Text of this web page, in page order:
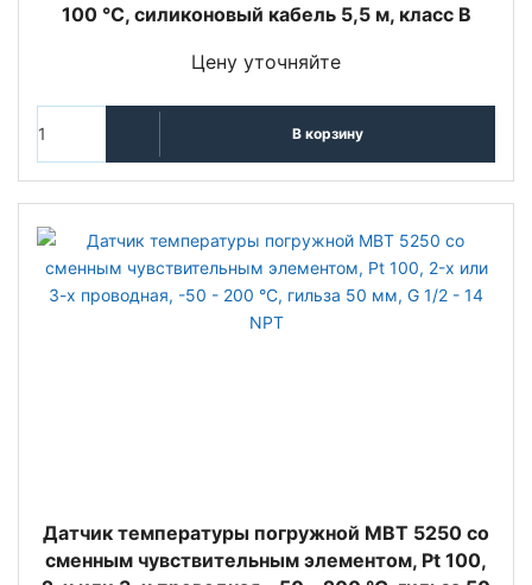
100 °C, силиконовый кабель 5,5 м, класс В
Цену уточняйте
В корзину
Датчик температуры погружной MBT 5250 со
сменным чувствительным элементом, Pt 100,